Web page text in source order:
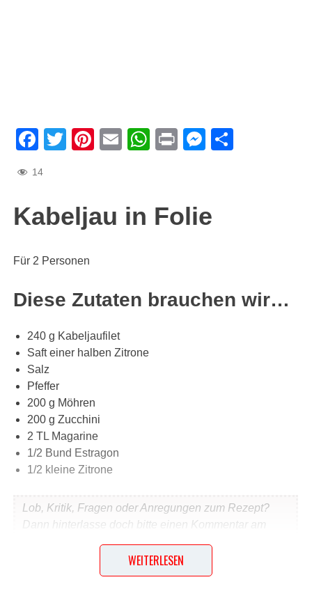
Facebook
TwitterPinterest
EmailWhatsApp
Print
14
Kabeljau in Folie
Für 2 Personen
Diese Zutaten brauchen wir…
240 g Kabeljaufilet
Saft einer halben Zitrone
Salz
Pfeffer
200 g Möhren
200 g Zucchini
2 TL Magarine
1/2 Bund Estragon
1/2 kleine Zitrone
Lob, Kritik, Fragen oder Anregungen zum Rezept?
Dann hinterlasse doch bitte einen Kommentar am
WEITERLESEN